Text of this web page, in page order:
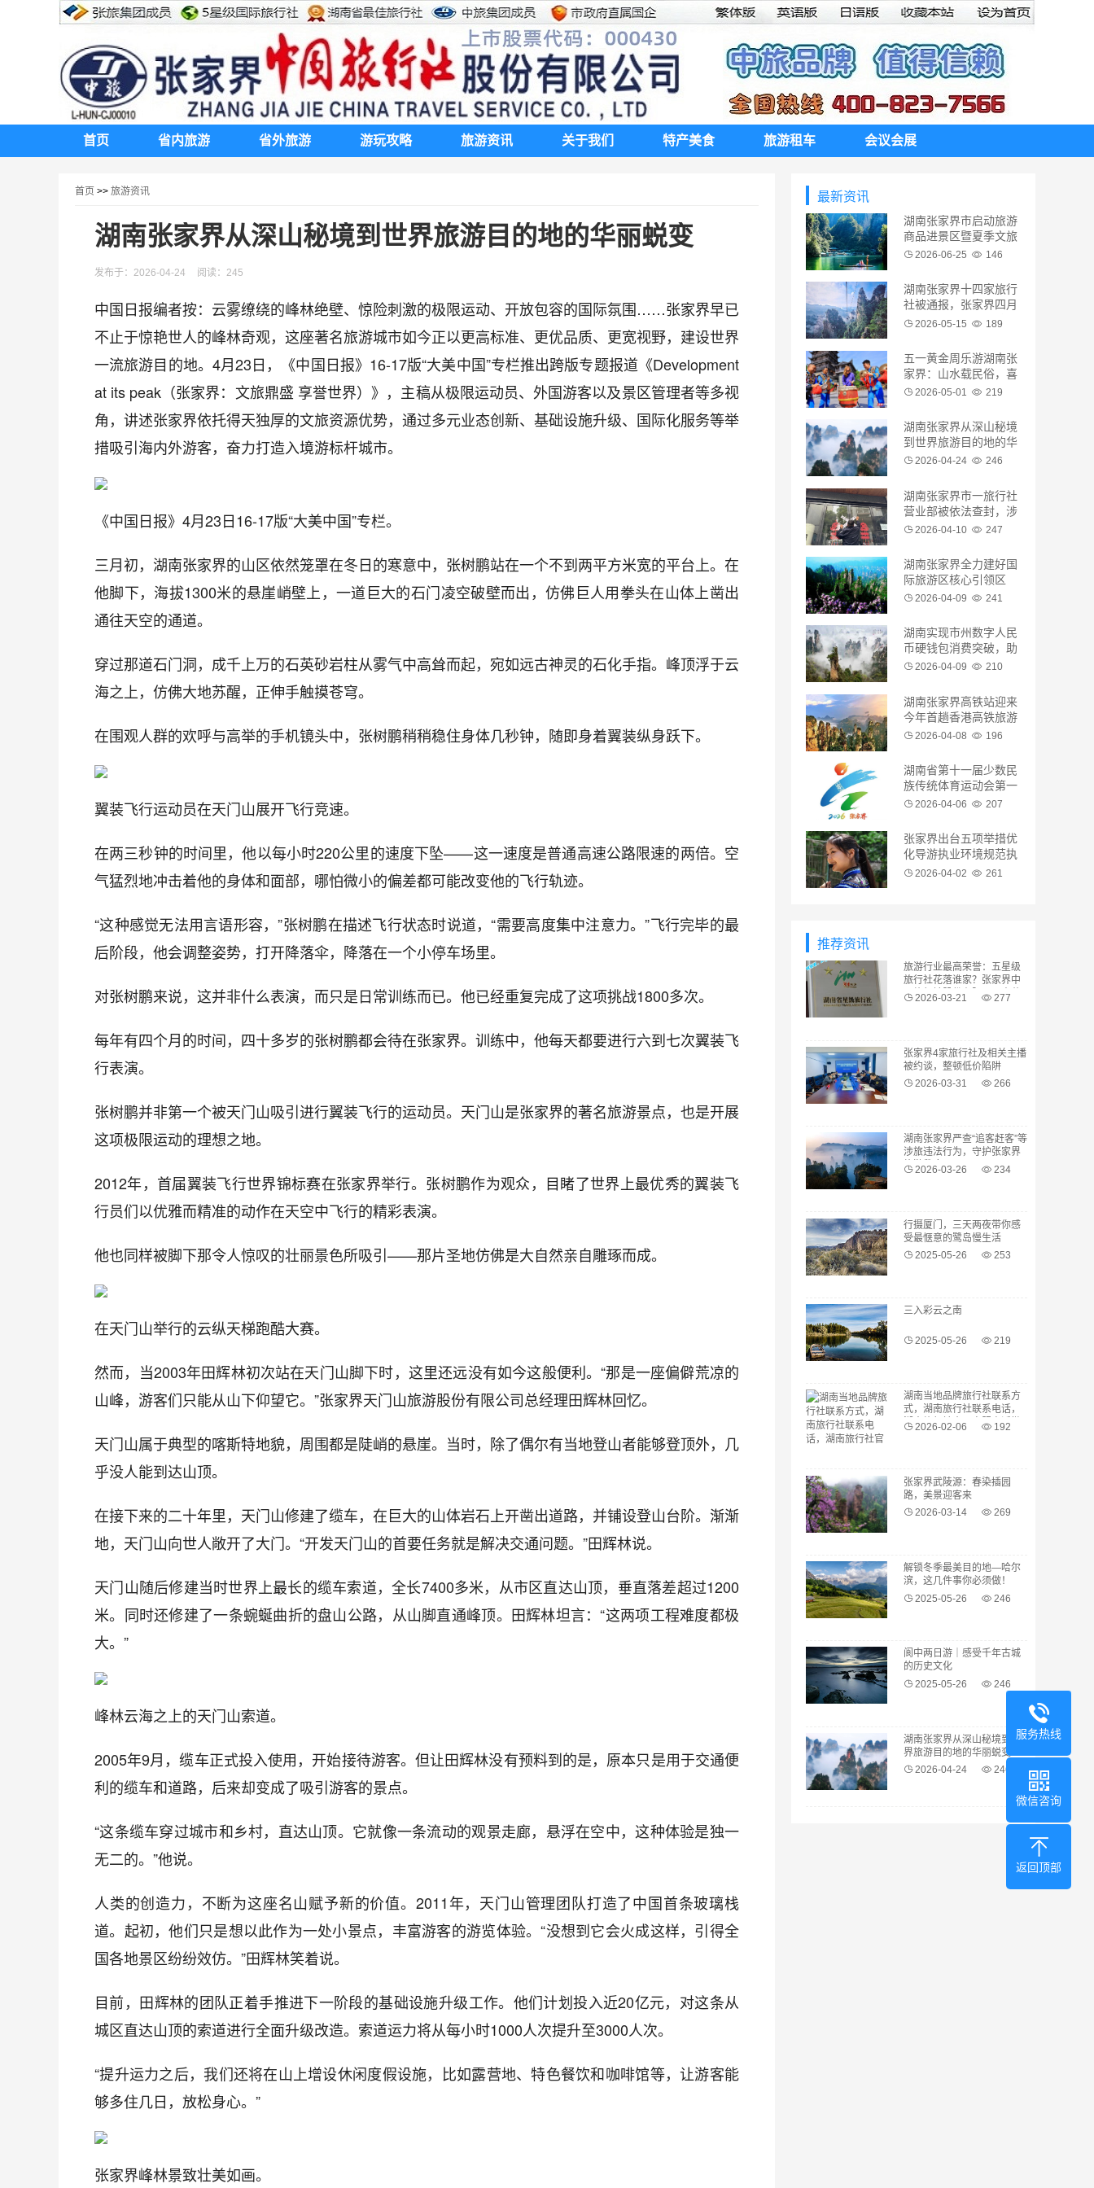
首页 省内旅游 省外旅游 游玩攻略 旅游资讯 关于我们 特产美食 旅游租车 会议会展
首页 >> 旅游资讯
湖南张家界从深山秘境到世界旅游目的地的华丽蜕变
发布于：2026-04-24 阅读：245
中国日报编者按：云雾缭绕的峰林绝壁、惊险刺激的极限运动、开放包容的国际氛围……张家界早已
不止于惊艳世人的峰林奇观，这座著名旅游城市如今正以更高标准、更优品质、更宽视野，建设世界
一流旅游目的地。4月23日，《中国日报》16-17版“大美中国”专栏推出跨版专题报道《Development
at its peak（张家界：文旅鼎盛 享誉世界）》，主稿从极限运动员、外国游客以及景区管理者等多视
角，讲述张家界依托得天独厚的文旅资源优势，通过多元业态创新、基础设施升级、国际化服务等举
措吸引海内外游客，奋力打造入境游标杆城市。
《中国日报》4月23日16-17版“大美中国”专栏。
三月初，湖南张家界的山区依然笼罩在冬日的寒意中，张树鹏站在一个不到两平方米宽的平台上。在
他脚下，海拔1300米的悬崖峭壁上，一道巨大的石门凌空破壁而出，仿佛巨人用拳头在山体上凿出
通往天空的通道。
穿过那道石门洞，成千上万的石英砂岩柱从雾气中高耸而起，宛如远古神灵的石化手指。峰顶浮于云
海之上，仿佛大地苏醒，正伸手触摸苍穹。
在围观人群的欢呼与高举的手机镜头中，张树鹏稍稍稳住身体几秒钟，随即身着翼装纵身跃下。
翼装飞行运动员在天门山展开飞行竞速。
在两三秒钟的时间里，他以每小时220公里的速度下坠——这一速度是普通高速公路限速的两倍。空
气猛烈地冲击着他的身体和面部，哪怕微小的偏差都可能改变他的飞行轨迹。
“这种感觉无法用言语形容，”张树鹏在描述飞行状态时说道，“需要高度集中注意力。”飞行完毕的最
后阶段，他会调整姿势，打开降落伞，降落在一个小停车场里。
对张树鹏来说，这并非什么表演，而只是日常训练而已。他已经重复完成了这项挑战1800多次。
每年有四个月的时间，四十多岁的张树鹏都会待在张家界。训练中，他每天都要进行六到七次翼装飞
行表演。
张树鹏并非第一个被天门山吸引进行翼装飞行的运动员。天门山是张家界的著名旅游景点，也是开展
这项极限运动的理想之地。
2012年，首届翼装飞行世界锦标赛在张家界举行。张树鹏作为观众，目睹了世界上最优秀的翼装飞
行员们以优雅而精准的动作在天空中飞行的精彩表演。
他也同样被脚下那令人惊叹的壮丽景色所吸引——那片圣地仿佛是大自然亲自雕琢而成。
在天门山举行的云纵天梯跑酷大赛。
然而，当2003年田辉林初次站在天门山脚下时，这里还远没有如今这般便利。“那是一座偏僻荒凉的
山峰，游客们只能从山下仰望它。”张家界天门山旅游股份有限公司总经理田辉林回忆。
天门山属于典型的喀斯特地貌，周围都是陡峭的悬崖。当时，除了偶尔有当地登山者能够登顶外，几
乎没人能到达山顶。
在接下来的二十年里，天门山修建了缆车，在巨大的山体岩石上开凿出道路，并铺设登山台阶。渐渐
地，天门山向世人敞开了大门。“开发天门山的首要任务就是解决交通问题。”田辉林说。
天门山随后修建当时世界上最长的缆车索道，全长7400多米，从市区直达山顶，垂直落差超过1200
米。同时还修建了一条蜿蜒曲折的盘山公路，从山脚直通峰顶。田辉林坦言：“这两项工程难度都极
大。”
峰林云海之上的天门山索道。
2005年9月，缆车正式投入使用，开始接待游客。但让田辉林没有预料到的是，原本只是用于交通便
利的缆车和道路，后来却变成了吸引游客的景点。
“这条缆车穿过城市和乡村，直达山顶。它就像一条流动的观景走廊，悬浮在空中，这种体验是独一
无二的。”他说。
人类的创造力，不断为这座名山赋予新的价值。2011年，天门山管理团队打造了中国首条玻璃栈
道。起初，他们只是想以此作为一处小景点，丰富游客的游览体验。“没想到它会火成这样，引得全
国各地景区纷纷效仿。”田辉林笑着说。
目前，田辉林的团队正着手推进下一阶段的基础设施升级工作。他们计划投入近20亿元，对这条从
城区直达山顶的索道进行全面升级改造。索道运力将从每小时1000人次提升至3000人次。
“提升运力之后，我们还将在山上增设休闲度假设施，比如露营地、特色餐饮和咖啡馆等，让游客能
够多住几日，放松身心。”
张家界峰林景致壮美如画。
最新资讯
湖南张家界市启动旅游
商品进景区暨夏季文旅
促消费活动
2026-06-25 146
湖南张家界十四家旅行
社被通报，张家界四月
涉诉较多旅行社黑榜名
2026-05-15 189
五一黄金周乐游湖南张
家界：山水载民俗，喜
迎八方客
2026-05-01 219
湖南张家界从深山秘境
到世界旅游目的地的华
丽蜕变
2026-04-24 246
湖南张家界市一旅行社
营业部被依法查封，涉
嫌低价招徕、虚假宣传
2026-04-10 247
湖南张家界全力建好国
际旅游区核心引领区
2026-04-09 241
湖南实现市州数字人民
币硬钱包消费突破，助
推张家界旅游消费支付
2026-04-09 210
湖南张家界高铁站迎来
今年首趟香港高铁旅游
专列2026-04-08 196
湖南省第十一届少数民
族传统体育运动会第一
次筹备工作会议在张家
2026-04-06 207
张家界出台五项举措优
化导游执业环境规范执
业行为
2026-04-02 261
推荐资讯
旅游行业最高荣誉：五星级
旅行社花落谁家？张家界中
国旅行社股份有限公司喜获
2026-03-21 277
张家界4家旅行社及相关主播
被约谈，整顿低价陷阱
2026-03-31
266
湖南张家界严查“追客赶客”等
涉旅违法行为，守护张家界
旅游秩序
2026-03-26 234
行摄厦门，三天两夜带你感
受最惬意的鹭岛慢生活
2025-05-26
253
三入彩云之南
2025-05-26 219
湖南当地品牌旅行社联系方
式，湖南旅行社联系电话，
湖南旅行社官网客服电话微
2026-02-06 192
张家界武陵源：春染插园
路，美景迎客来
2026-03-14
269
解锁冬季最美目的地—哈尔
滨，这几件事你必须做！
2025-05-26
246
阆中两日游｜感受千年古城
的历史文化
2025-05-26
246
湖南张家界从深山秘境到世
界旅游目的地的华丽蜕变
2026-04-24
246
服务热线
微信咨询
返回顶部